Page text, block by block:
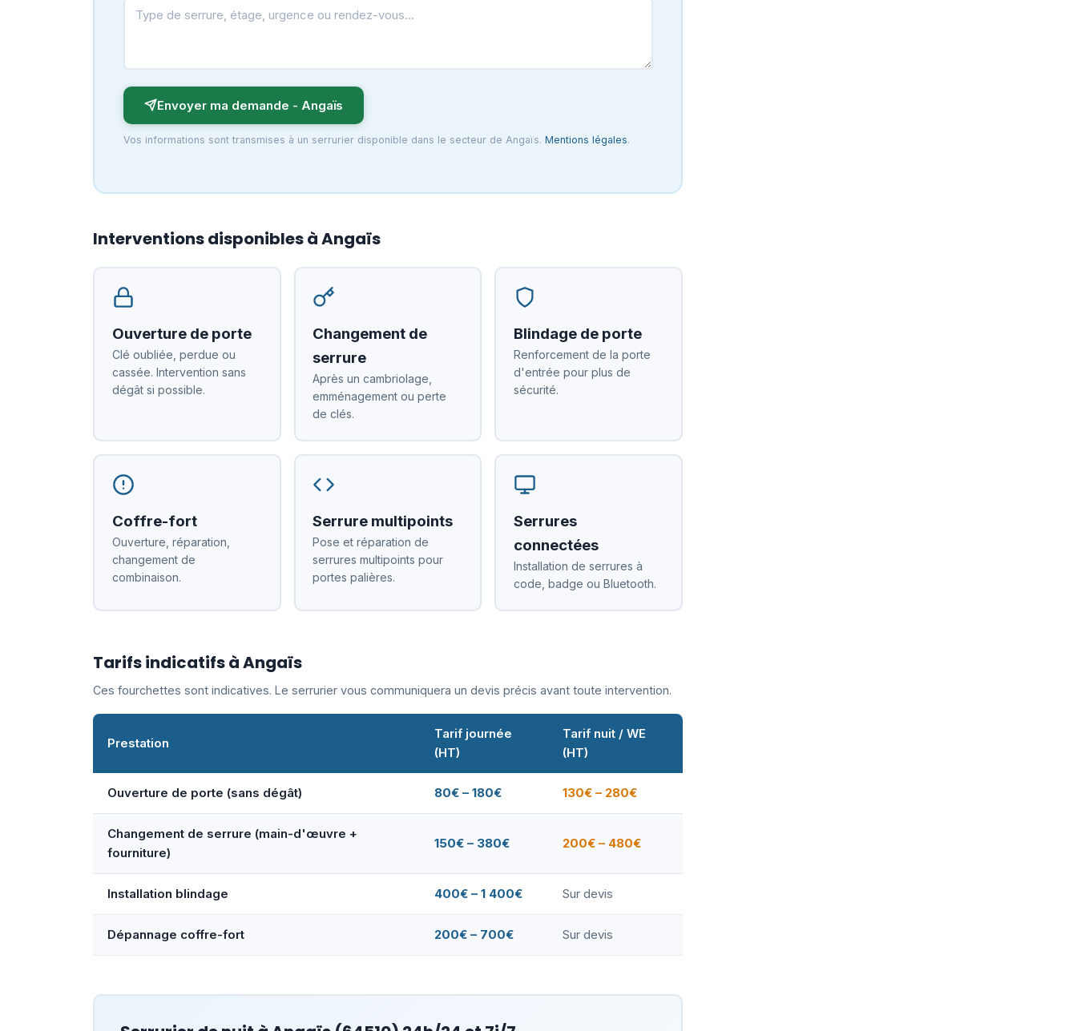
Envoyer ma demande - Angaïs
Vos informations sont transmises à un serrurier disponible dans le secteur de Angaïs. Mentions légales.
Interventions disponibles à Angaïs
Ouverture de porte
Clé oubliée, perdue ou
cassée. Intervention sans
dégât si possible.
Changement de
serrure
Après un cambriolage,
emménagement ou perte
de clés.
Blindage de porte
Renforcement de la porte
d'entrée pour plus de
sécurité.
Coffre-fort
Ouverture, réparation,
changement de
combinaison.
Serrure multipoints
Pose et réparation de
serrures multipoints pour
portes palières.
Serrures
connectées
Installation de serrures à
code, badge ou Bluetooth.
Tarifs indicatifs à Angaïs
Ces fourchettes sont indicatives. Le serrurier vous communiquera un devis précis avant toute intervention.
Prestation
Tarif journée
(HT)
Tarif nuit / WE
(HT)
Ouverture de porte (sans dégât) 80€ – 180€ 130€ – 280€
Changement de serrure (main-d'œuvre +
fourniture)
150€ – 380€ 200€ – 480€
Installation blindage 400€ – 1 400€ Sur devis
Dépannage coffre-fort 200€ – 700€ Sur devis